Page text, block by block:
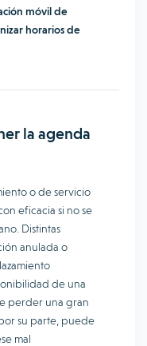
móvil de
horarios de
la agenda
o de servicio
eficacia si no se
Distintas
anulada o
de una
perder una gran
su parte, puede
mal